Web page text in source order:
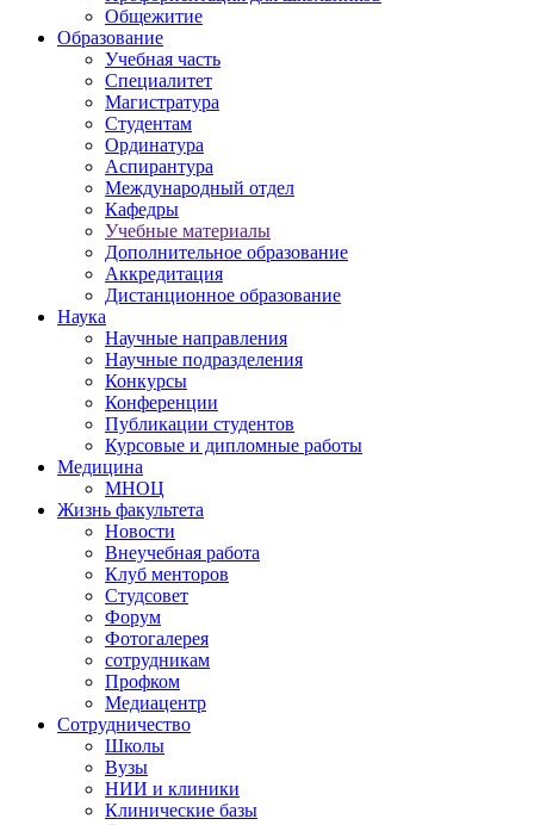
Общежитие
Образование
Учебная часть
Специалитет
Магистратура
Студентам
Ординатура
Аспирантура
Международный отдел
Кафедры
Учебные материалы
Дополнительное образование
Аккредитация
Дистанционное образование
Наука
Научные направления
Научные подразделения
Конкурсы
Конференции
Публикации студентов
Курсовые и дипломные работы
Медицина
МНОЦ
Жизнь факультета
Новости
Внеучебная работа
Клуб менторов
Студсовет
Форум
Фотогалерея
сотрудникам
Профком
Медиацентр
Сотрудничество
Школы
Вузы
НИИ и клиники
Клинические базы